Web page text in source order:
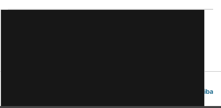
Volver arriba